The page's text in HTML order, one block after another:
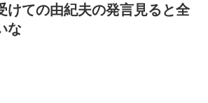
けての由紀夫の発言見ると全
な